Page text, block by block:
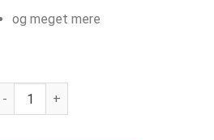
og meget mere
ABB Terra AC 22 kW, Type 2-kabel,